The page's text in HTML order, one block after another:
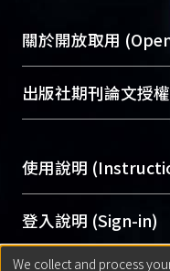
成果。
To permanently
profiles and
services of “NTU
Sciences Library)
關於開放取用
開放取用是從使用
動，應用在學術研
用逐年攀升。同時
Archive）平台。
出版社期刊論文授
含部分內容的版
助與合作完成，
意提供此授權。
Please represent
original work,
使用說明
網站簡介
使用手冊
登入說明 (Sign-in)
We collect and process